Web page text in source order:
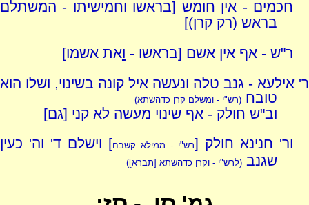
חכמים - אין חומש [בראשו וחמישיתו - המשתלם
בראש (רק קרן)]
ר"ש - אף אין אשם [בראשו - ואת אשמו]
ר' אילעא - גנב טלה ונעשה איל קונה בשינוי, ושלו הוא
טובח(רש"י - ומשלם קרן כדהשתא)
וב"ש חולק - אף שינוי מעשה לא קני [גם]
ור' חנינא חולק [רש"י - ממילא קשבח] וישלם ד' וה' כעין
שגנב(לרש"י - וקרן כדהשתא [תברא])